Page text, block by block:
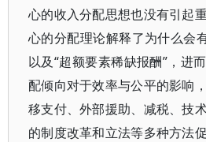
心的收入分配思想也没有引起
心的分配理论解释了为什么会
以及“超额要素稀缺报酬”，进
配倾向对于效率与公平的影响
移支付、外部援助、减税、技
的制度改革和立法等多种方法